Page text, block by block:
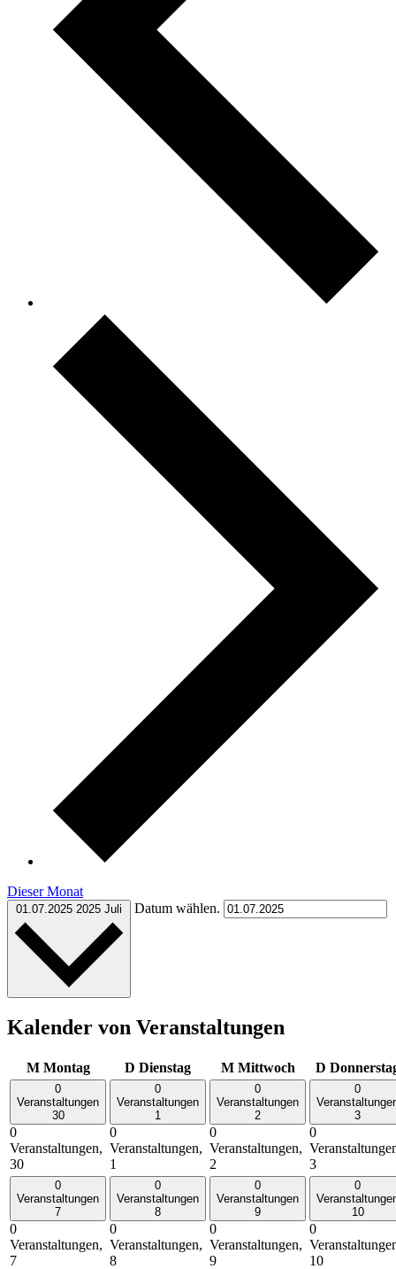
Dieser Monat
01.07.2025 2025 Juli Datum wählen.
Kalender von Veranstaltungen
M Montag D Dienstag M Mittwoch D
0
Veranstaltungen
30
0
Veranstaltungen,
30
0
Veranstaltungen
1
0
Veranstaltungen,
1
0
Veranstaltungen
2
0
Veranstaltungen,
2
0
3
0
3
0
Veranstaltungen
7
0
Veranstaltungen,
7
0
Veranstaltungen
8
0
Veranstaltungen,
8
0
Veranstaltungen
9
0
Veranstaltungen,
9
0
10
0
10